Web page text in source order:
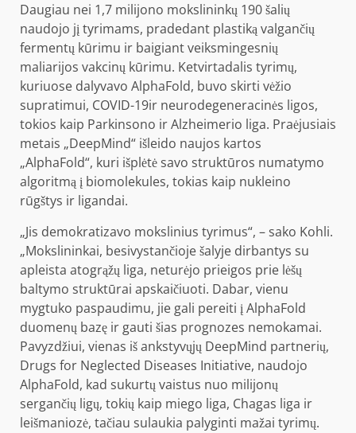
Daugiau nei 1,7 milijono mokslininkų 190 šalių
naudojo jį tyrimams, pradedant plastiką valgančių
fermentų kūrimu ir baigiant veiksmingesnių
maliarijos vakcinų kūrimu. Ketvirtadalis tyrimų,
kuriuose dalyvavo AlphaFold, buvo skirti vėžio
supratimui, COVID-19ir neurodegeneracinės ligos,
tokios kaip Parkinsono ir Alzheimerio liga. Praėjusiais
metais „DeepMind“ išleido naujos kartos
„AlphaFold“, kuri išplėtė savo struktūros numatymo
algoritmą į biomolekules, tokias kaip nukleino
rūgštys ir ligandai.
„Jis demokratizavo mokslinius tyrimus“, – sako Kohli.
„Mokslininkai, besivystančioje šalyje dirbantys su
apleista atogrąžų liga, neturėjo prieigos prie lėšų
baltymo struktūrai apskaičiuoti. Dabar, vienu
mygtuko paspaudimu, jie gali pereiti į AlphaFold
duomenų bazę ir gauti šias prognozes nemokamai.
Pavyzdžiui, vienas iš ankstyvųjų DeepMind partnerių,
Drugs for Neglected Diseases Initiative, naudojo
AlphaFold, kad sukurtų vaistus nuo milijonų
sergančių ligų, tokių kaip miego liga, Chagas liga ir
leišmaniozė, tačiau sulaukia palyginti mažai tyrimų.